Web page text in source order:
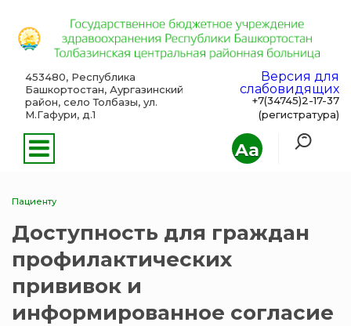
Aa
453480, Республика
Башкортостан, Аургазинский
район, село Толбазы, ул.
М.Гафури, д.1
Версия для
слабовидящих
+7(34745)2-17-37
(регистратура)
Пациенту
Доступность для граждан
профилактических
прививок и
информированное согласие